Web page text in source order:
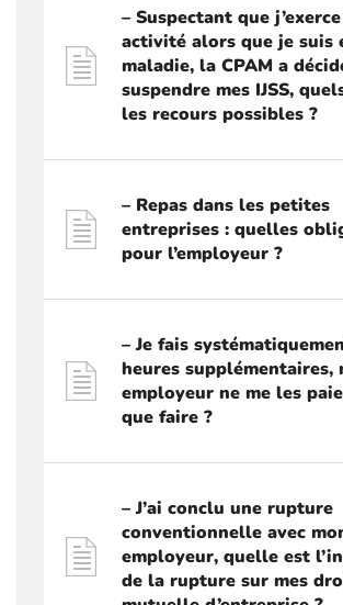
– Suspectant que
activité alors que je suis
maladie, la CPAM a
suspendre mes IJSS,
les recours possibles ?
– Repas dans les petites
entreprises : quelles
pour l’employeur ?
– Je fais
heures supplémentaires,
employeur ne me les
que faire ?
– J’ai conclu une rupture
conventionnelle avec
employeur, quelle est
de la rupture sur mes